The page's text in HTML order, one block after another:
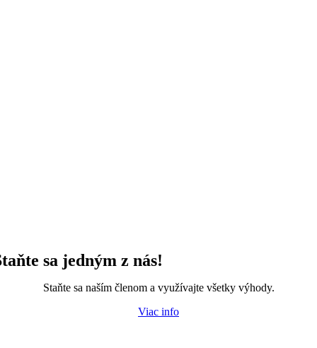
sa jedným z nás!
Staňte sa naším členom a využívajte všetky výhody.
Viac info